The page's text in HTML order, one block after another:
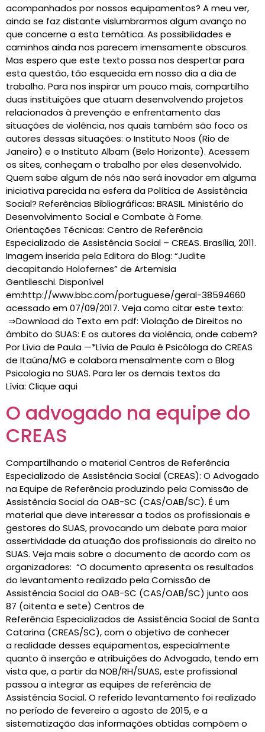
acompanhados por nossos equipamentos? A meu ver,
ainda se faz distante vislumbrarmos algum avanço no
que concerne a esta temática. As possibilidades e
caminhos ainda nos parecem imensamente obscuros.
Mas espero que este texto possa nos despertar para
esta questão, tão esquecida em nosso dia a dia de
trabalho. Para nos inspirar um pouco mais, compartilho
duas instituições que atuam desenvolvendo projetos
relacionados à prevenção e enfrentamento das
situações de violência, nos quais também são foco os
autores dessas situações: o Instituto Noos (Rio de
Janeiro) e o Instituto Albam (Belo Horizonte). Acessem
os sites, conheçam o trabalho por eles desenvolvido.
Quem sabe algum de nós não será inovador em alguma
iniciativa parecida na esfera da Política de Assistência
Social? Referências Bibliográficas: BRASIL. Ministério do
Desenvolvimento Social e Combate à Fome.
Orientações Técnicas: Centro de Referência
Especializado de Assistência Social – CREAS. Brasília, 2011.
Imagem inserida pela Editora do Blog: “Judite
decapitando Holofernes” de Artemisia
Gentileschi. Disponível
em:http://www.bbc.com/portuguese/geral-38594660
acessado em 07/09/2017. Veja como citar este texto:
⇒Download do Texto em pdf: Violação de Direitos no
âmbito do SUAS: E os autores da violência, onde cabem?
Por Lívia de Paula —*Lívia de Paula é Psicóloga do CREAS
de Itaúna/MG e colabora mensalmente com o Blog
Psicologia no SUAS. Para ler os demais textos da
Lívia: Clique aqui
O advogado na equipe do
CREAS
Compartilhando o material Centros de Referência
Especializado de Assistência Social (CREAS): O Advogado
na Equipe de Referência produzindo pela Comissão de
Assistência Social da OAB-SC (CAS/OAB/SC). É um
material que deve interessar a todos os profissionais e
gestores do SUAS, provocando um debate para maior
assertividade da atuação dos profissionais do direito no
SUAS. Veja mais sobre o documento de acordo com os
organizadores: “O documento apresenta os resultados
do levantamento realizado pela Comissão de
Assistência Social da OAB-SC (CAS/OAB/SC) junto aos
87 (oitenta e sete) Centros de
Referência Especializados de Assistência Social de Santa
Catarina (CREAS/SC), com o objetivo de conhecer
a realidade desses equipamentos, especialmente
quanto à inserção e atribuições do Advogado, tendo em
vista que, a partir da NOB/RH/SUAS, este profissional
passou a integrar as equipes de referência de
Assistência Social. O referido levantamento foi realizado
no período de fevereiro a agosto de 2015, e a
sistematização das informações obtidas compõem o